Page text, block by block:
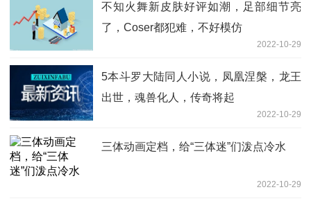
不知火舞新皮肤好评如潮，足部细节亮
了，Coser都犯难，不好模仿
2022-10-29
5本斗罗大陆同人小说，凤凰涅槃，龙王
出世，魂兽化人，传奇将起
2022-10-29
三体动画定档，给“三体迷”们泼点冷水
2022-10-29